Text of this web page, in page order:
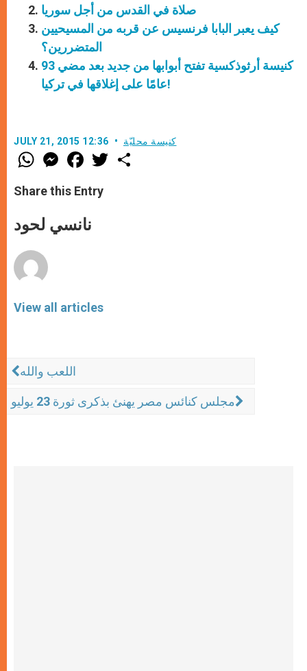
صلاة في القدس من أجل سوريا
كيف يعبر البابا فرنسيس عن قربه من المسيحيين
المتضررين؟
كنيسة أرثوذكسية تفتح أبوابها من جديد بعد مضي 93
عامًا على إغلاقها في تركيا!
JULY 21, 2015 12:36 كنيسة محليّة
W
h
t
s
p
p
M
e
s
e
e
F
a
e
b
o
k
T
w
Share this Entry
نانسي لحود
View all articles
اللعب والله
مجلس كنائس مصر يهنئ بذكرى ثورة 23 يوليو